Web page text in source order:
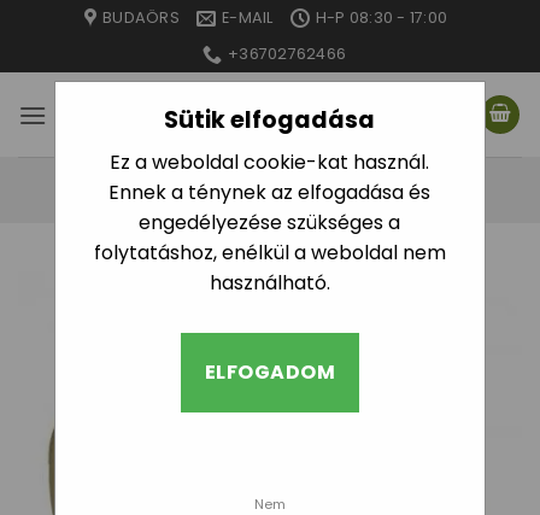
Sütik elfogadása
Ez a weboldal cookie-kat használ.
Ennek a ténynek az elfogadása és
engedélyezése szükséges a
folytatáshoz, enélkül a weboldal nem
használható.
ELFOGADOM
Nem
content
BUDAÖRS E-MAIL
H-P 08:30 - 17:00
+36702762466